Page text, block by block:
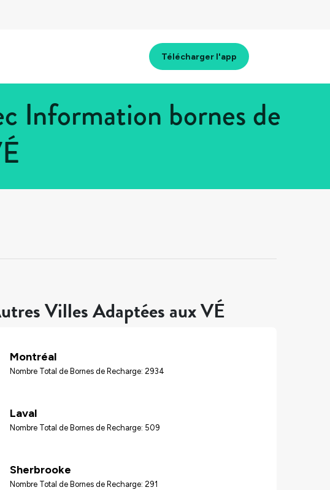
Télécharger l'app
Information bornes de
Villes Adaptées aux VÉ
Montréal
Nombre Total de Bornes de Recharge: 2934
Laval
Nombre Total de Bornes de Recharge: 509
Sherbrooke
Nombre Total de Bornes de Recharge: 291